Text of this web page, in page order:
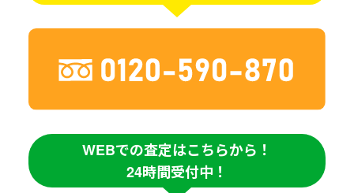
WEBでの査定はこちらから！
24時間受付中！